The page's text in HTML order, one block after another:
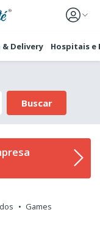
& Delivery Hospitais e
Buscar
Games